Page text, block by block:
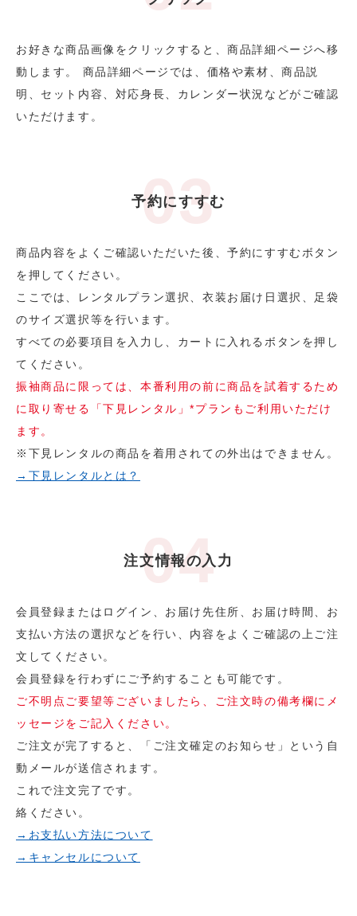
お好きな商品画像をクリックすると、商品詳細ページへ移
動します。 商品詳細ページでは、価格や素材、商品説
明、セット内容、対応身長、カレンダー状況などがご確認
いただけます。
予約にすすむ
商品内容をよくご確認いただいた後、予約にすすむボタン
を押してください。
ここでは、レンタルプラン選択、衣装お届け日選択、足袋
のサイズ選択等を行います。
すべての必要項目を入力し、カートに入れるボタンを押し
てください。
振袖商品に限っては、本番利用の前に商品を試着するため
に取り寄せる「下見レンタル」*プランもご利用いただけ
ます。
※下見レンタルの商品を着用されての外出はできません。
→下見レンタルとは？
注文情報の入力
会員登録またはログイン、お届け先住所、お届け時間、お
支払い方法の選択などを行い、内容をよくご確認の上ご注
文してください。
会員登録を行わずにご予約することも可能です。
ご不明点ご要望等ございましたら、ご注文時の備考欄にメ
ッセージをご記入ください。
ご注文が完了すると、「ご注文確定のお知らせ」という自
動メールが送信されます。
これで注文完了です。
絡ください。
→お支払い方法について
→キャンセルについて